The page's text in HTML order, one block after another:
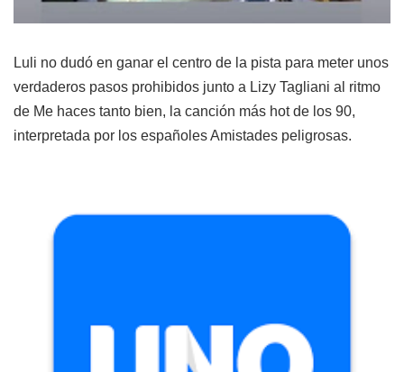
Luli no dudó en ganar el centro de la pista para meter unos
verdaderos pasos prohibidos junto a Lizy Tagliani al ritmo
de Me haces tanto bien, la canción más hot de los 90,
interpretada por los españoles Amistades peligrosas.